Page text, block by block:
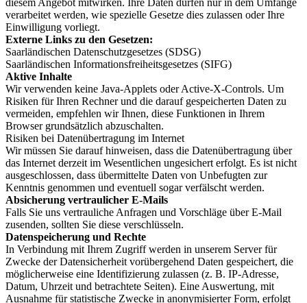
diesem Angebot mitwirken. Ihre Daten dürfen nur in dem Umfange
verarbeitet werden, wie spezielle Gesetze dies zulassen oder Ihre
Einwilligung vorliegt.
Externe Links zu den Gesetzen:
Saarländischen Datenschutzgesetzes (SDSG)
Saarländischen Informationsfreiheitsgesetzes (SIFG)
Aktive Inhalte
Wir verwenden keine Java-Applets oder Active-X-Controls. Um
Risiken für Ihren Rechner und die darauf gespeicherten Daten zu
vermeiden, empfehlen wir Ihnen, diese Funktionen in Ihrem
Browser grundsätzlich abzuschalten.
Risiken bei Datenübertragung im Internet
Wir müssen Sie darauf hinweisen, dass die Datenübertragung über
das Internet derzeit im Wesentlichen ungesichert erfolgt. Es ist nicht
ausgeschlossen, dass übermittelte Daten von Unbefugten zur
Kenntnis genommen und eventuell sogar verfälscht werden.
Absicherung vertraulicher E-Mails
Falls Sie uns vertrauliche Anfragen und Vorschläge über E-Mail
zusenden, sollten Sie diese verschlüsseln.
Datenspeicherung und Rechte
In Verbindung mit Ihrem Zugriff werden in unserem Server für
Zwecke der Datensicherheit vorübergehend Daten gespeichert, die
möglicherweise eine Identifizierung zulassen (z. B. IP-Adresse,
Datum, Uhrzeit und betrachtete Seiten). Eine Auswertung, mit
Ausnahme für statistische Zwecke in anonymisierter Form, erfolgt